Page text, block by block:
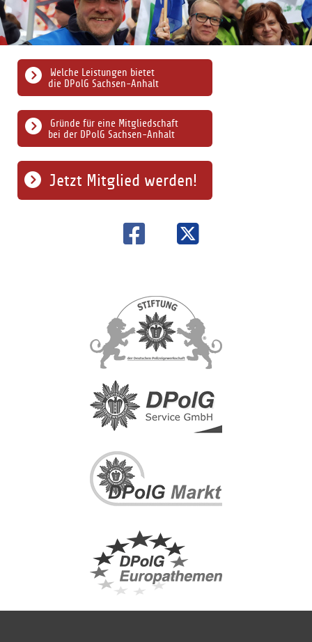
Gründe für eine Mitgliedschaft
bei der DPolG Sachsen-Anhalt
Welche Leistungen bietet
die DPolG Sachsen-Anhalt
Jetzt Mitglied werden!